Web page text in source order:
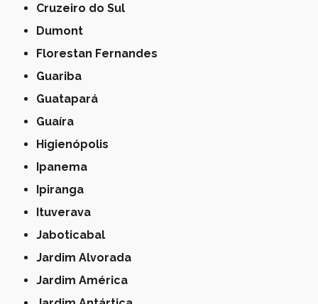
Cruzeiro do Sul
Dumont
Florestan Fernandes
Guariba
Guatapará
Guaíra
Higienópolis
Ipanema
Ipiranga
Ituverava
Jaboticabal
Jardim Alvorada
Jardim América